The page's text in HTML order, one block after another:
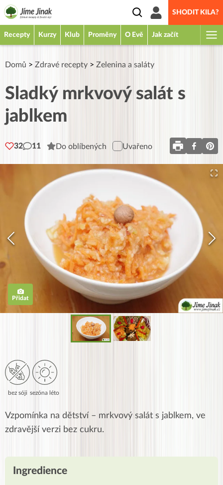
SHODIT KILA?
Recepty Kurzy Klub Proměny O Evě Jak začít
Domů > Zdravé recepty > Zelenina a saláty
Sladký mrkvový salát s
jablkem
32 11 Do oblíbených Uvařeno
Přidat
bez sóji sezóna léto
Vzpomínka na dětství – mrkvový salát s jablkem, ve
zdravější verzi bez cukru.
Ingredience